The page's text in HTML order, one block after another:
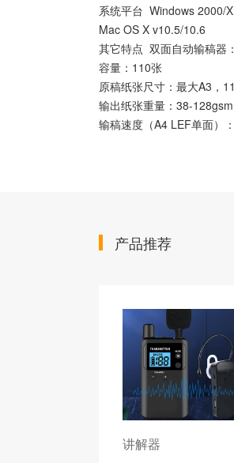
系统平台 Windows 2000/
Mac OS X v10.5/10.6
其它特点 双面自动输稿器：
容量：110张
原稿纸张尺寸：最大A3，
输出纸张重量：38-
输稿速度（A4 LEF单面）
产品推荐
讲解器